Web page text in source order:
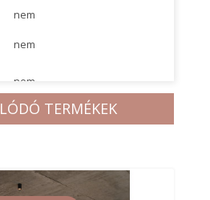
nem
nem
nem
nem
TERMÉKEK